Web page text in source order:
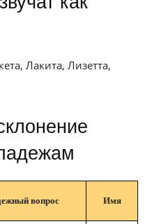
Лакита, Лизетта,
вопрос Имя